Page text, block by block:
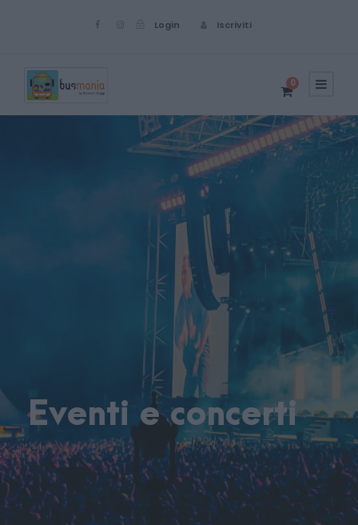
Login Iscriviti
0
Eventi e concerti